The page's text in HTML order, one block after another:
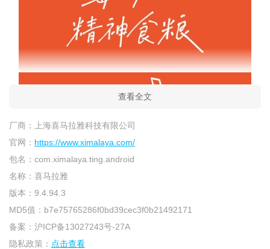
查看全文
厂商：
上海喜马拉雅科技有限公司
官网： https://www.ximalaya.com/
包名： com.ximalaya.ting.android
名称： 喜马拉雅
版本： 9.4.94.3
MD5值： b7e75765286f0bd39cec3f0b21492171
备案： 沪ICP备13027243号-27A
隐私政策： 点击查看